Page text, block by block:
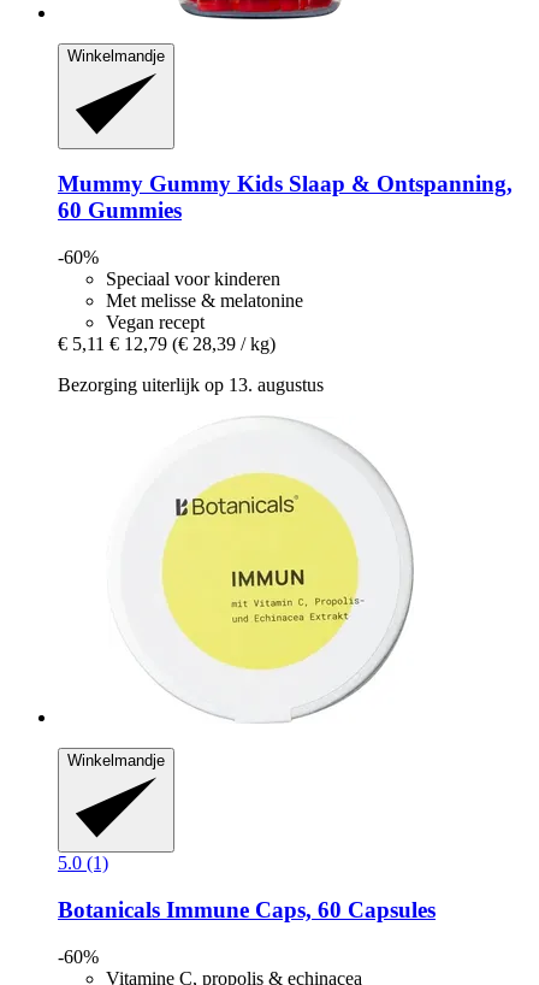
Winkelmandje
Mummy Gummy Kids Slaap & Ontspanning,
60 Gummies
-60%
Speciaal voor kinderen
Met melisse & melatonine
Vegan recept
€ 5,11 € 12,79 (€ 28,39 / kg)
Bezorging uiterlijk op 13. augustus
Winkelmandje
5.0 (1)
Botanicals Immune Caps, 60 Capsules
-60%
Vitamine C, propolis & echinacea